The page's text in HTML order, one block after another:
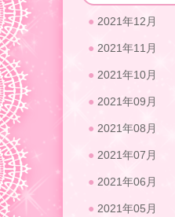
2021年12月
2021年11月
2021年10月
2021年09月
2021年08月
2021年07月
2021年06月
2021年05月